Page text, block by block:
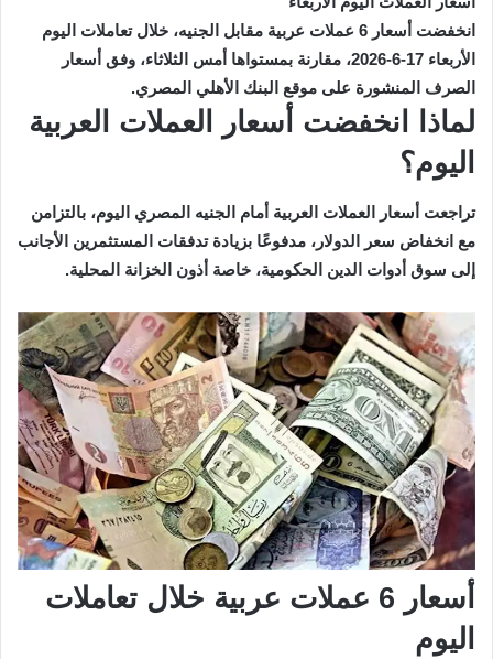
انخفضت أسعار 6 عملات عربية مقابل الجنيه، خلال تعاملات اليوم
الأربعاء 17-6-2026، مقارنة بمستواها أمس الثلاثاء، وفق أسعار
الصرف المنشورة على موقع البنك الأهلي المصري.
لماذا انخفضت أسعار العملات العربية
اليوم؟
تراجعت أسعار العملات العربية أمام الجنيه المصري اليوم، بالتزامن
مع انخفاض سعر الدولار، مدفوعًا بزيادة تدفقات المستثمرين الأجانب
إلى سوق أدوات الدين الحكومية، خاصة أذون الخزانة المحلية.
أسعار 6 عملات عربية خلال تعاملات
اليوم